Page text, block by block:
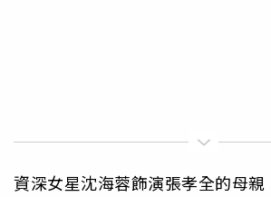
資深女星沈海蓉飾演張孝全的母